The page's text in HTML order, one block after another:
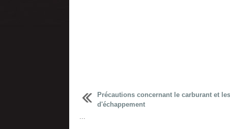
Précautions concernant le carburant et
d'échappement
...